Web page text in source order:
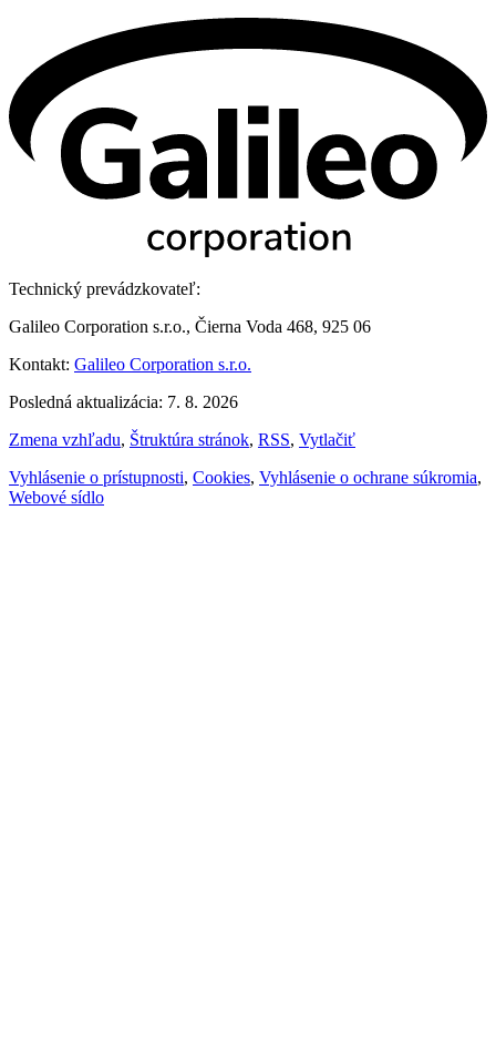
Technický prevádzkovateľ:
Galileo Corporation s.r.o., Čierna Voda 468, 925 06
Kontakt: Galileo Corporation s.r.o.
Posledná aktualizácia: 7. 8. 2026
Zmena vzhľadu, Štruktúra stránok, RSS, Vytlačiť
Vyhlásenie o prístupnosti, Cookies, Vyhlásenie o ochrane súkromia,
Webové sídlo